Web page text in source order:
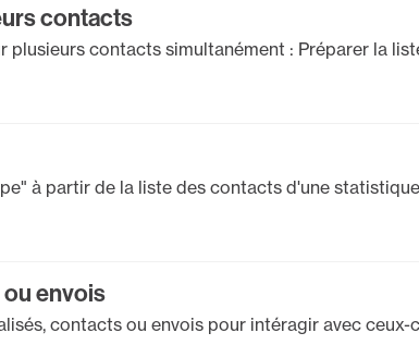
contacts
contacts simultanément : Préparer la
à partir de la liste des contacts d'une
envois
contacts ou envois pour intéragir avec ceux-